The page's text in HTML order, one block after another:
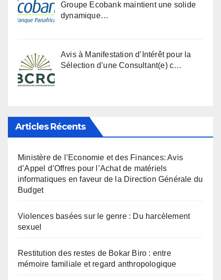
Groupe Ecobank maintient une solide
dynamique…
Avis à Manifestation d’Intérêt pour la
Sélection d’une Consultant(e) c…
Articles Récents
Ministère de l’Economie et des Finances: Avis
d’Appel d’Offres pour l’Achat de matériels
informatiques en faveur de la Direction Générale du
Budget
Violences basées sur le genre : Du harcèlement
sexuel
Restitution des restes de Bokar Biro : entre
mémoire familiale et regard anthropologique